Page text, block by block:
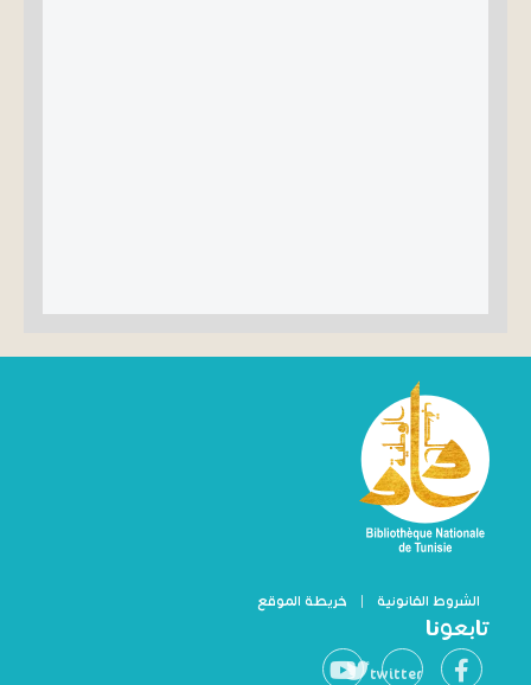
الشروط القانونية | خريطة الموقع
تابعونا
twitter